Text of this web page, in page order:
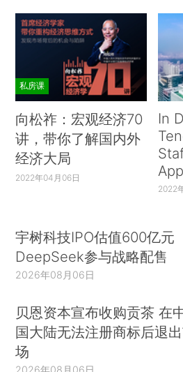
私房课
向松祚：宏观经济70
讲，带你了解国内外
经济大局
2022年04月06日
In
2022
宇树科技IPO估值600亿元
DeepSeek参与战略配售
2026年08月06日
贝恩资本宣布收购贡茶 在
国大陆无法注册商标后退
场
2026年08月06日